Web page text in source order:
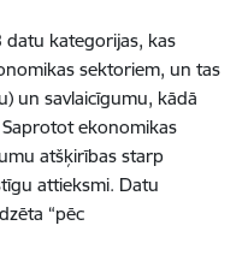
kategorijas, kas
sektoriem, un tas
un savlaicīgumu, kādā
ekonomikas
atšķirības starp
attieksmi. Datu
“pēc